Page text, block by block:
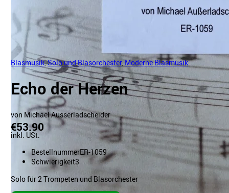
Blasmusik,Solo und Blasorchester,Moderne Blasmusik
Echo der Herzen
von Michael Ausserladscheider
€53.90
inkl. USt.
BestellnummerER-1059
Schwierigkeit3
Solo für 2 Trompeten und Blasorchester